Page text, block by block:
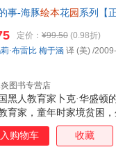
事-海豚绘本花园 系列【
黑人教育家卜克·华盛顿
育家，童年时家境贫困
紧紧握住梦想，不但自
追求使他又紧紧把握住机
定价： ¥99.50 (0.98折)
图书专营店
·布雷比 梅于涵 译 (美) /
购物车 收藏